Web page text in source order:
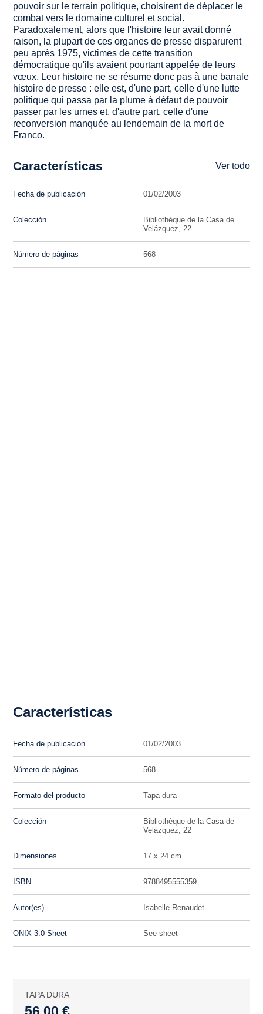
pouvoir sur le terrain politique, choisirent de déplacer le
combat vers le domaine culturel et social.
Paradoxalement, alors que l'histoire leur avait donné
raison, la plupart de ces organes de presse disparurent
peu après 1975, victimes de cette transition
démocratique qu'ils avaient pourtant appelée de leurs
vœux. Leur histoire ne se résume donc pas à une banale
histoire de presse : elle est, d'une part, celle d'une lutte
politique qui passa par la plume à défaut de pouvoir
passer par les urnes et, d'autre part, celle d'une
reconversion manquée au lendemain de la mort de
Franco.
Características Ver todo
Fecha de publicación 01/02/2003
Colección
Bibliothèque de la Casa de
Velázquez, 22
Número de páginas 568
Características
Fecha de publicación 01/02/2003
Número de páginas 568
Formato del producto Tapa dura
Colección
Bibliothèque de la Casa de
Velázquez, 22
Dimensiones 17 x 24 cm
ISBN 9788495555359
Autor(es) Isabelle Renaudet
ONIX 3.0 Sheet See sheet
TAPA DURA
56,00 €